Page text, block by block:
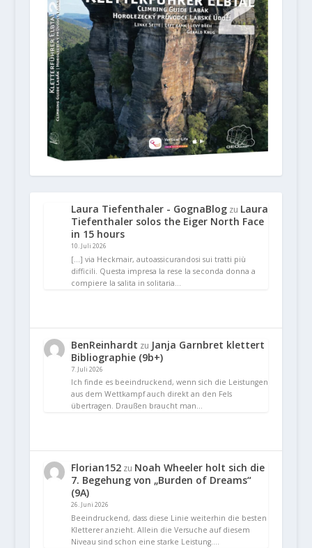
Laura Tiefenthaler - GognaBlogzu Laura
Tiefenthaler solos the Eiger North Face
in 15 hours
10. Juli 2026
[…] via Heckmair, autoassicurandosi sui tratti più
difficili. Questa impresa la rese la seconda donna a
compiere la salita in solitaria…
BenReinhardt zu Janja Garnbret klettert
Bibliographie (9b+)
7. Juli 2026
Ich finde es beeindruckend, wenn sich die Leistungen
aus dem Wettkampf auch direkt an den Fels
übertragen. Draußen braucht man…
Florian152zu Noah Wheeler holt sich die
7. Begehung von „Burden of Dreams“
(9A)
26. Juni 2026
Beeindruckend, dass diese Linie weiterhin die besten
Kletterer anzieht. Allein die Versuche auf diesem
Niveau sind schon eine starke Leistung.…